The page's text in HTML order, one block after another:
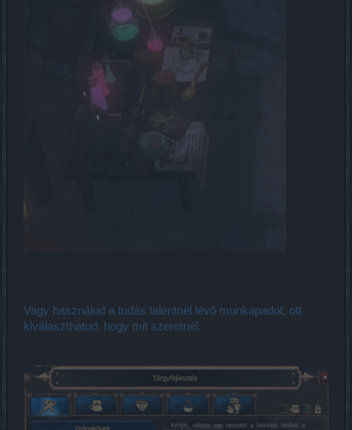
Vagy használod a tudás talentnél lévő munkapadot, ott
kiválaszthatod, hogy mit szeretnél.